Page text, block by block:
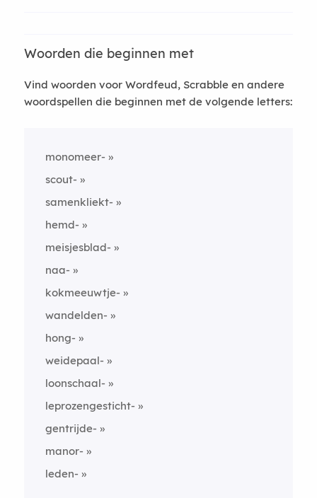
Woorden die beginnen met
Vind woorden voor Wordfeud, Scrabble en andere
woordspellen die beginnen met de volgende letters:
monomeer-
scout-
samenkliekt-
hemd-
meisjesblad-
naa-
kokmeeuwtje-
wandelden-
hong-
weidepaal-
loonschaal-
leprozengesticht-
gentrijde-
manor-
leden-